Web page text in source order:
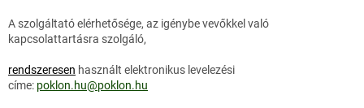
A szolgáltató elérhetősége, az igénybe vevőkkel való
kapcsolattartásra szolgáló,
rendszeresen használt elektronikus levelezési
címe: poklon.hu@poklon.hu